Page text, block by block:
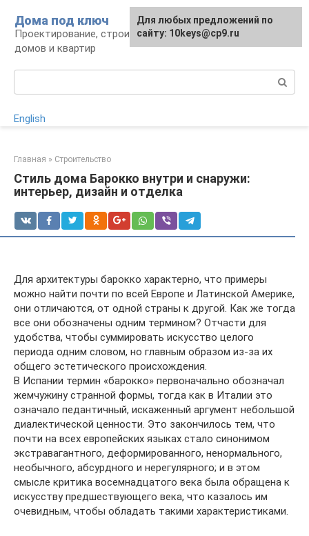
контенту
Дома под ключ
Проектирование, строительство и отделка
домов и квартир
English
Главная » Строительство
Стиль дома Барокко внутри и снаружи:
интерьер, дизайн и отделка
Для архитектуры барокко характерно, что примеры
можно найти почти по всей Европе и Латинской Америке,
они отличаются, от одной страны к другой. Как же тогда
все они обозначены одним термином? Отчасти для
удобства, чтобы суммировать искусство целого
периода одним словом, но главным образом из-за их
общего эстетического происхождения.
В Испании термин «барокко» первоначально обозначал
жемчужину странной формы, тогда как в Италии это
означало педантичный, искаженный аргумент небольшой
диалектической ценности. Это закончилось тем, что
почти на всех европейских языках стало синонимом
экстравагантного, деформированного, ненормального,
необычного, абсурдного и нерегулярного; и в этом
смысле критика восемнадцатого века была обращена к
искусству предшествующего века, что казалось им
очевидным, чтобы обладать такими характеристиками.
Для любых предложений по
сайту: 10keys@cp9.ru